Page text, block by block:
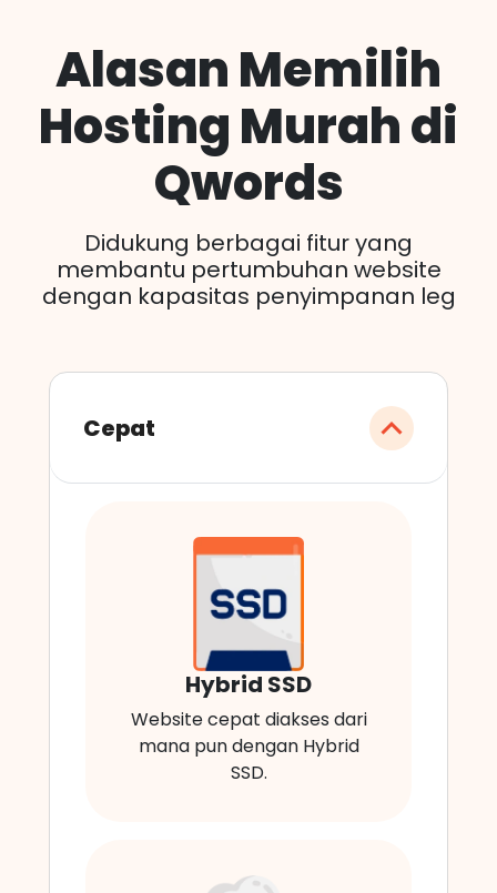
Alasan Memilih
Hosting Murah di
Qwords
Didukung berbagai fitur yang
membantu pertumbuhan website
dengan kapasitas penyimpanan leg
Cepat
Hybrid SSD
Website cepat diakses dari
mana pun dengan Hybrid
SSD.